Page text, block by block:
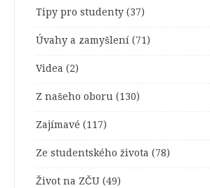
Tipy pro studenty (37)
Úvahy a zamyšlení (71)
Videa (2)
Z našeho oboru (130)
Zajímavé (117)
Ze studentského života (78)
Život na ZČU (49)